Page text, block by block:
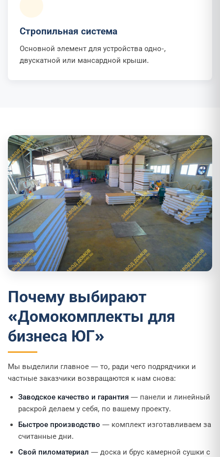
Стропильная система
Основной элемент для устройства одно-,
двускатной или мансардной крыши.
Почему выбирают
«Домокомплекты для
бизнеса ЮГ»
Мы выделили главное — то, ради чего подрядчики и
частные заказчики возвращаются к нам снова:
Заводское качество и гарантия — панели и линейный
раскрой делаем у себя, по вашему проекту.
Быстрое производство — комплект изготавливаем за
считанные дни.
Свой пиломатериал — доска и брус камерной сушки с